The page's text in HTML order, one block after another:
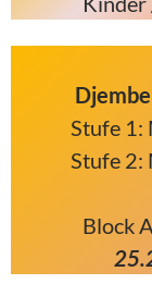
Stufe
Stufe
Block